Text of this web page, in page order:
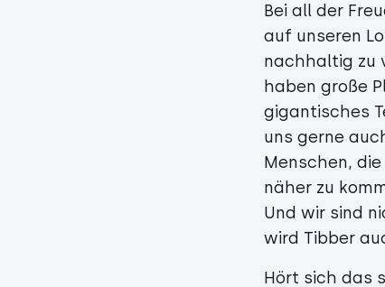
Bei all der
auf unseren
nachhaltig zu
haben große
gigantisches
uns gerne
Menschen,
näher zu
Und wir sind
wird Tibber
Hört sich das